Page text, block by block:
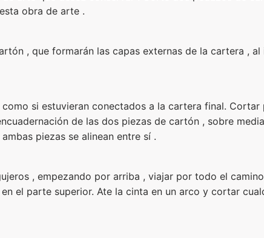
obra de arte .
, que formarán las capas externas de la cartera ,
si estuvieran conectados a la cartera final.
de las dos piezas de cartón , sobre
piezas se alinean entre sí .
, empezando por arriba , viajar por todo el
el parte superior. Ate la cinta en un arco y cortar